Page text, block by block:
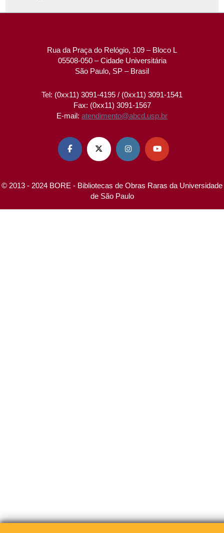
Rua da Praça do Relógio, 109 – Bloco L
05508-050 – Cidade Universitária
São Paulo, SP – Brasil
Tel: (0xx11) 3091-4195 / (0xx11) 3091-1541
Fax: (0xx11) 3091-1567
E-mail: atendimento@abcd.usp.br
   
© 2013 - 2024 BORE - Bibliotecas de Obras Raras da Universidade
de São Paulo